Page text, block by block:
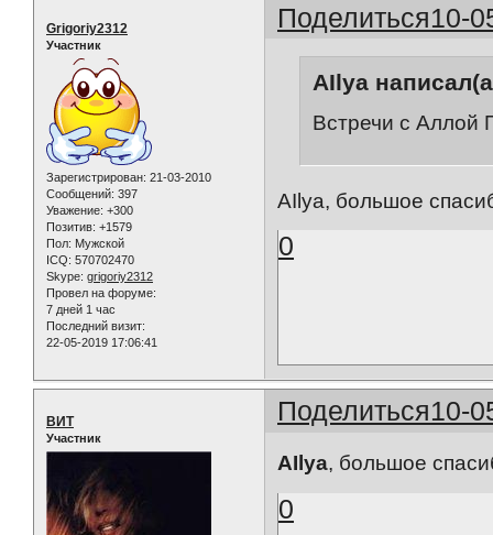
Поделиться10-
Grigoriy2312
Участник
Зарегистрирован: 21-03-2010
Сообщений: 397
Уважение: +300
Позитив: +1579
Пол: Мужской
ICQ: 570702470
Skype: grigoriy2312
Провел на форуме:
7 дней 1 час
Последний визит:
22-05-2019 17:06:41
AIlya
Встречи с Аллой
AIlya, большое
0
Поделиться10-
ВИТ
Участник
AIlya, большое
0